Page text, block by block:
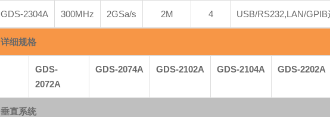
GDS-2304A 300MHz 2GSa/s 2M 4 USB/RS232,LAN/GPIB
详细规格
GDS-
2072A
GDS-2074A GDS-2102A GDS-2104A GDS-2202A
垂直系统